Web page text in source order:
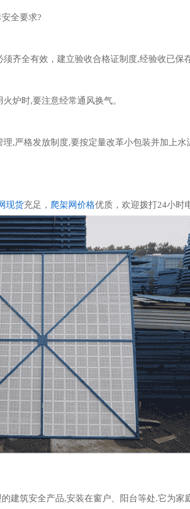
全要求?
齐全有效，建立验收合格证制度,经验收已保
炉时,要注意经常通风换气。
,严格发放制度,要按定量改革小包装并加上
现货充足， 爬架网价格优质，欢迎拨打24小时
筑安全产品,安装在窗户、阳台等处.它为家